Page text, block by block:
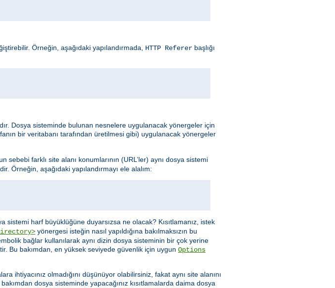
Örneğin, aşağıdaki yapılandırmada, HTTP Referer başlığı
Dosya sisteminde bulunan nesnelere uygulanacak yönergeler için
bir veritabanı tarafından üretilmesi gibi) uygulanacak yönergeler
sebebi farklı site alanı konumlarının (URL’ler) aynı dosya sistemi
Örneğin, aşağıdaki yapılandırmayı ele alalım:
sistemi harf büyüklüğüne duyarsızsa ne olacak? Kısıtlamanız, istek
yönergesi isteğin nasıl yapıldığına bakılmaksızın bu
bağlar kullanılarak aynı dizin dosya sisteminin bir çok yerine
Bu bakımdan, en yüksek seviyede güvenlik için uygun Options
ihtiyacınız olmadığını düşünüyor olabilirsiniz, fakat aynı site alanını
dosya sisteminde yapacağınız kısıtlamalarda daima dosya